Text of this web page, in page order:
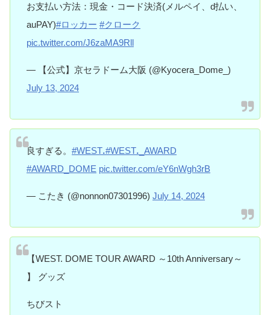
お支払い方法：現金・コード決済(メルペイ、d払い、
auPAY)#ロッカー #クローク
pic.twitter.com/J6zaMA9Rll
— 【公式】京セラドーム大阪 (@Kyocera_Dome_)
July 13, 2024
良すぎる。 #WESTꓸ#WESTꓸ_AWARD
#AWARD_DOME pic.twitter.com/eY6nWgh3rB
— こたき (@nonnon07301996) July 14, 2024
【WEST. DOME TOUR AWARD ～10th Anniversary～
】 グッズ
ちびスト